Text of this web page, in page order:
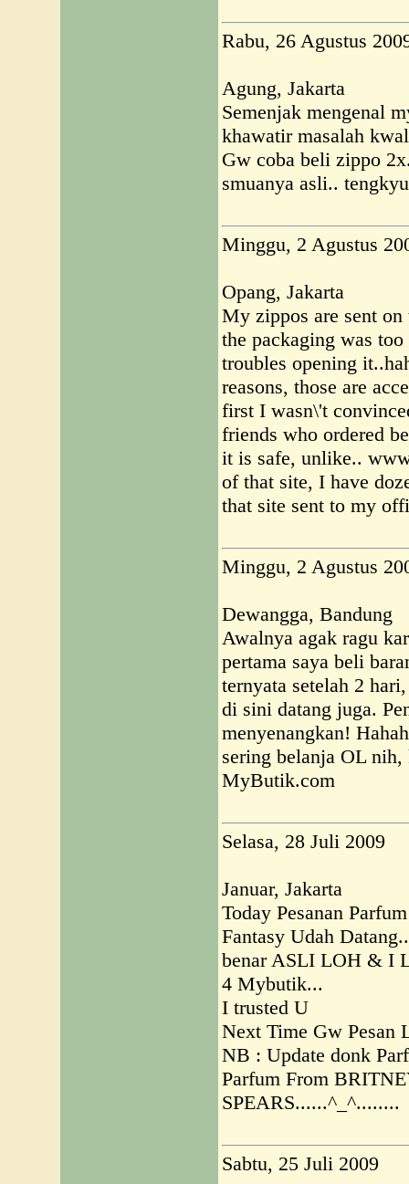
Rabu, 26 Agustus
Agung, Jakarta
Semenjak mengenal
khawatir masalah
Gw coba beli zippo
smuanya asli..
Minggu, 2 Agustus
Opang, Jakarta
My zippos are sent
the packaging was
troubles opening
reasons, those are
first I wasn\'t
friends who ordered
it is safe, unlike..
of that site, I have
that site sent to my
Minggu, 2 Agustus
Dewangga, Bandung
Awalnya agak ragu
pertama saya beli
ternyata setelah 2
di sini datang juga.
menyenangkan!
sering belanja OL nih,
MyButik.com
Selasa, 28 Juli 2009
Januar, Jakarta
Today Pesanan
Fantasy Udah
benar ASLI LOH & I
4 Mybutik...
I trusted U
Next Time Gw Pesan
NB : Update donk
Parfum From
SPEARS......^_^........
Sabtu, 25 Juli 2009